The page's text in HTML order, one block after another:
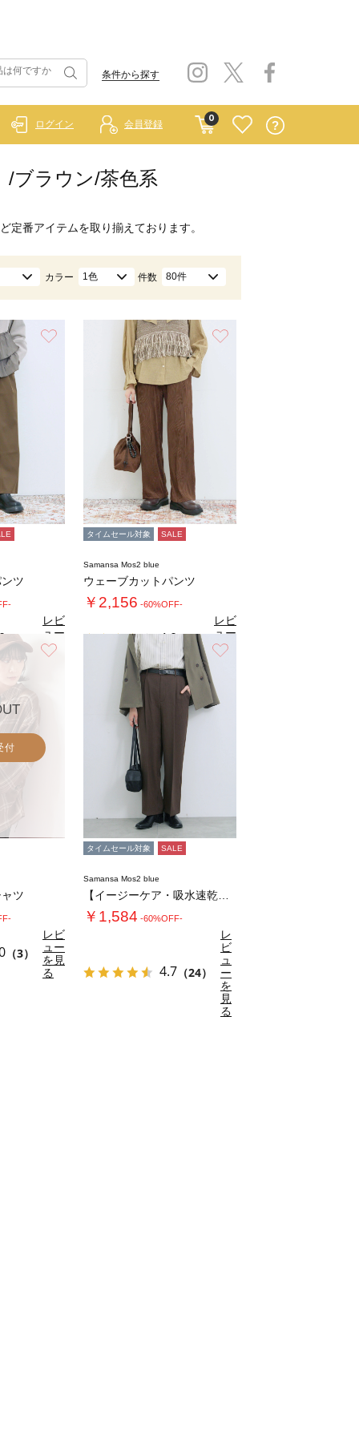
条件から探す
0
ログイン 会員登録
/ブラウン/茶色系
定番アイテムを取り揃えております。
カラー 1色 件数 80件
ツ
（1）
レビ
ュー
を見
る
タイムセール対象 SALE
Samansa Mos2 blue
ウェーブカットパンツ
￥2,156 -60%OFF-
4.0（3）
レビ
ュー
を見
る
付
ツ
（3）
レビ
ュー
を見
る
タイムセール対象 SALE
Samansa Mos2 blue
￥1,584 -60%OFF-
4.7 （24）
レ
ビ
ュ
ー
を
見
る